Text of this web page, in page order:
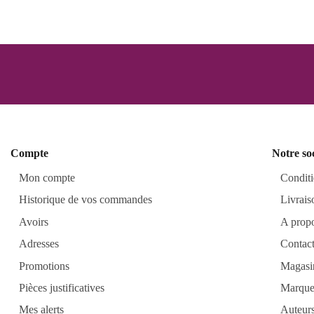
Compte
Mon compte
Historique de vos commandes
Avoirs
Adresses
Promotions
Pièces justificatives
Mes alerts
Notre
A